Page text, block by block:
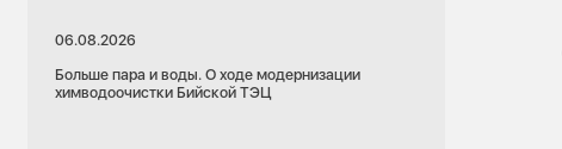
06.08.2026
Больше пара и воды. О ходе модернизации
химводоочистки Бийской ТЭЦ